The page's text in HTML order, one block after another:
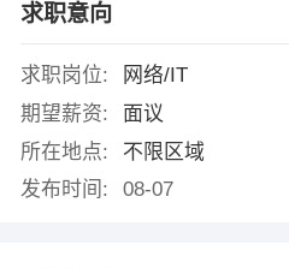
求职意向
求职岗位:
网络/IT
期望薪资:
面议
所在地点:
不限区域
发布时间:
08-07